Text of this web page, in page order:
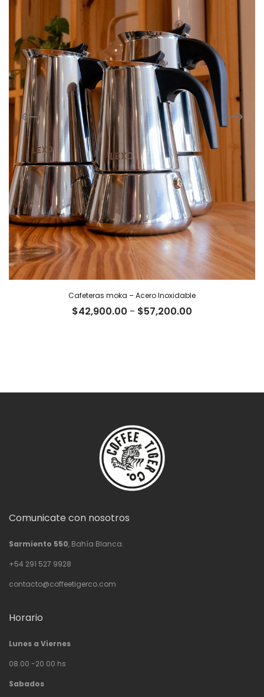
Cafeteras moka – Acero Inoxidable
$42,900.00 - $57,200.00
Comunicate con nosotros
Sarmiento 550, Bahía Blanca.
+54 291 527 9928
contacto@coffeetigerco.com
Horario
Lunes a Viernes
08.00 -20.00 hs
Sabados